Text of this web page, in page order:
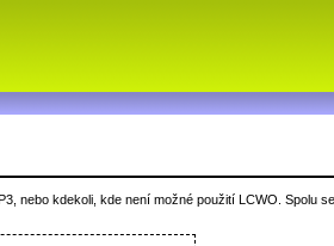
nebo kdekoli, kde není možné použití LCWO. Spolu